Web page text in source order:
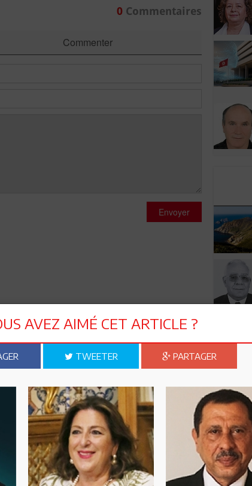
0Commentaires
Commenter
Envoyer
AVEZ AIMÉ CET ARTICLE ?
TWEETER PARTAGER